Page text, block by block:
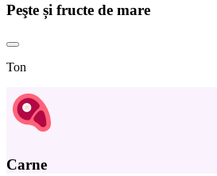
Peşte și fructe de mare
Ton
Carne